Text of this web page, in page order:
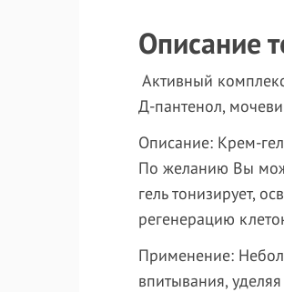
Описание
Активный
Д-пантенол,
Описание: Крем-
По желанию Вы
гель тонизирует,
регенерацию
Применение:
впитывания,